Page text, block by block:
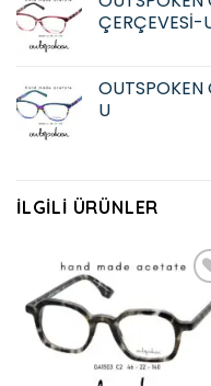
ÇERÇEVESİ-
OUTSPOKEN
U
İLGILI ÜRÜNLER
Add to